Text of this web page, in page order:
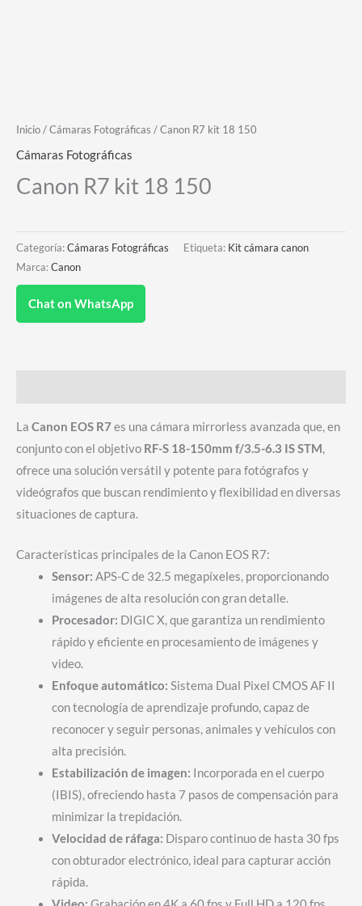
Inicio/Cámaras Fotográficas / Canon R7 kit 18 150
Cámaras Fotográficas
Canon R7 kit 18 150
Categoría:Cámaras Fotográficas Etiqueta: Kit cámara canon
Marca:Canon
Chat on WhatsApp
La Canon EOS R7es una cámara mirrorless avanzada que, en
conjunto con el objetivo RF-S 18-150mm f/3.5-6.3 IS STM,
ofrece una solución versátil y potente para fotógrafos y
videógrafos que buscan rendimiento y flexibilidad en diversas
situaciones de captura.
Características principales de la Canon EOS R7:
Sensor: APS-C de 32.5 megapíxeles, proporcionando
imágenes de alta resolución con gran detalle.
Procesador: DIGIC X, que garantiza un rendimiento
rápido y eficiente en procesamiento de imágenes y
video.
Enfoque automático: Sistema Dual Pixel CMOS AF II
con tecnología de aprendizaje profundo, capaz de
reconocer y seguir personas, animales y vehículos con
alta precisión.
Estabilización de imagen: Incorporada en el cuerpo
(IBIS), ofreciendo hasta 7 pasos de compensación para
minimizar la trepidación.
Velocidad de ráfaga: Disparo continuo de hasta 30 fps
con obturador electrónico, ideal para capturar acción
rápida.